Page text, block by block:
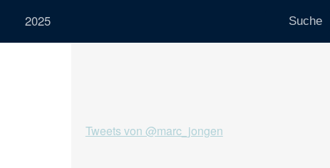
2025
Tweets von @marc_jongen